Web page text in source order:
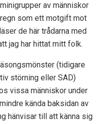
av människor
som ett motgift mot
de här trådarna med
jag har hittat mitt folk.
(tidigare
störning eller SAD)
vissa människor under
kända baksidan av
hänvisar till att känna sig